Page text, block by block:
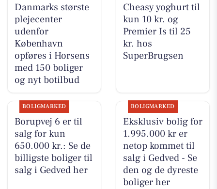
Danmarks største
plejecenter
udenfor
København
opføres i Horsens
med 150 boliger
og nyt botilbud
Cheasy yoghurt til
kun 10 kr. og
Premier Is til 25
kr. hos
SuperBrugsen
BOLIGMARKED
Borupvej 6 er til
salg for kun
650.000 kr.: Se de
billigste boliger til
salg i Gedved her
BOLIGMARKED
Eksklusiv bolig for
1.995.000 kr er
netop kommet til
salg i Gedved - Se
den og de dyreste
boliger her